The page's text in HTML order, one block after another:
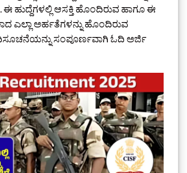
ಹುದ್ದೆಗಳಲ್ಲಿ ಆಸಕ್ತಿ ಹೊಂದಿರುವ ಹಾಗೂ ಈ
ಎಲ್ಲಾ ಅರ್ಹತೆಗಳನ್ನು ಹೊಂದಿರುವ
ಸಂಪೂರ್ಣವಾಗಿ ಓದಿ ಅರ್ಜಿ